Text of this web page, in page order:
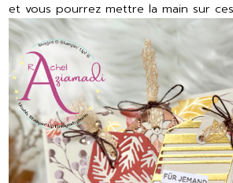
et vous pourrez mettre la main sur